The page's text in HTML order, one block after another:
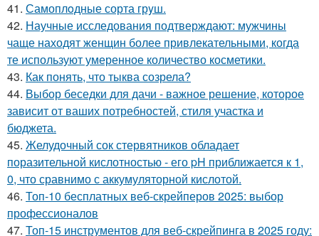
41. Самоплoдные сорта грyш.
42. Научные исследования подтверждают: мужчины
чаще находят женщин более привлекательными, когда
те используют умеренное количество косметики.
43. Как понять, что тыква созрела?
44. Выбор беседки для дачи - важное решение, которое
зависит от ваших потребностей, стиля участка и
бюджета.
45. Желудочный сок стервятников обладает
поразительной кислотностью - его pH приближается к 1,
0, что сравнимо с аккумуляторной кислотой.
46. Топ-10 бесплатных веб-скрейперов 2025: выбор
профессионалов
47. Топ-15 инструментов для веб-скрейпинга в 2025 году: